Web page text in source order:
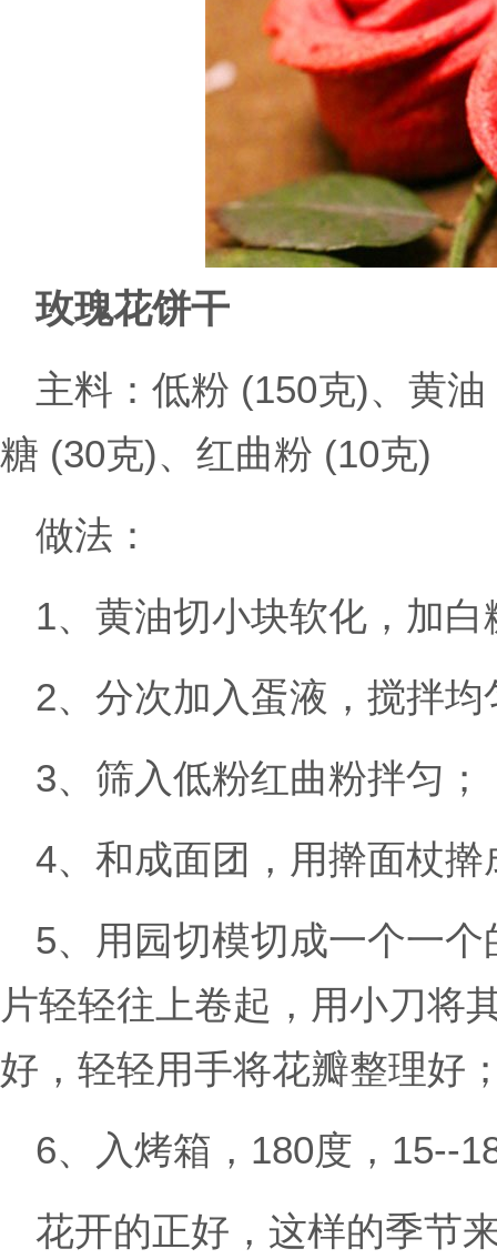
玫瑰花饼干
主料：低粉 (150克)、黄
糖 (30克)、红曲粉 (10克)
做法：
1、黄油切小块软化，加
2、分次加入蛋液，搅拌均
3、筛入低粉红曲粉拌匀；
4、和成面团，用擀面杖
5、用园切模切成一个一
片轻轻往上卷起，用小刀将
好，轻轻用手将花瓣整理好
6、入烤箱，180度，15--
花开的正好，这样的季节